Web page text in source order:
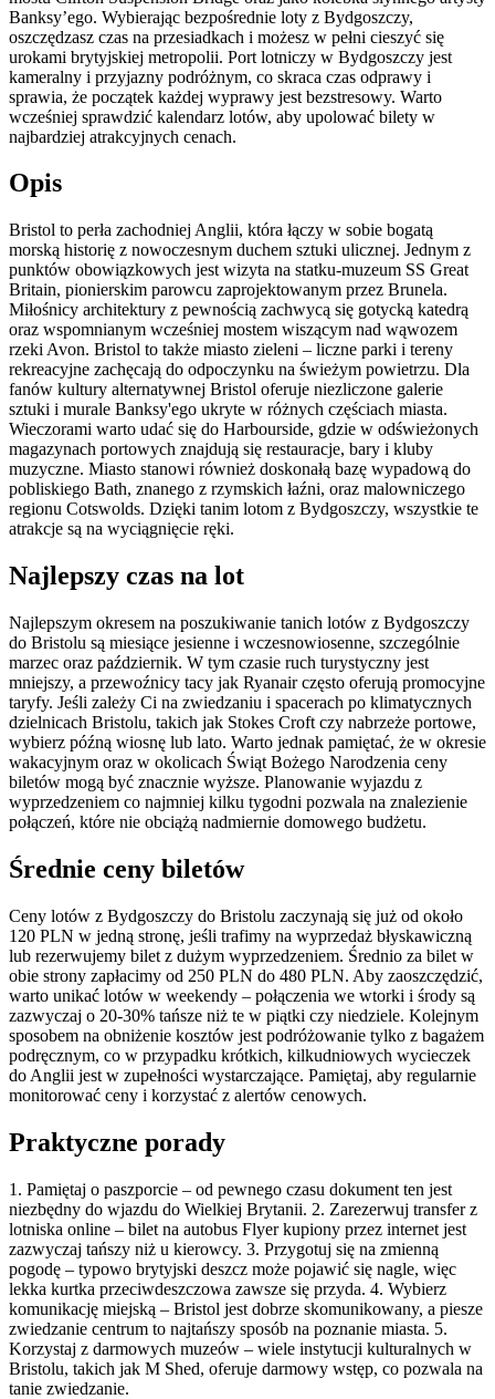
Banksy’ego. Wybierając bezpośrednie loty z Bydgoszczy,
oszczędzasz czas na przesiadkach i możesz w pełni cieszyć się
urokami brytyjskiej metropolii. Port lotniczy w Bydgoszczy jest
kameralny i przyjazny podróżnym, co skraca czas odprawy i
sprawia, że początek każdej wyprawy jest bezstresowy. Warto
wcześniej sprawdzić kalendarz lotów, aby upolować bilety w
najbardziej atrakcyjnych cenach.
Opis
Bristol to perła zachodniej Anglii, która łączy w sobie bogatą
morską historię z nowoczesnym duchem sztuki ulicznej. Jednym z
punktów obowiązkowych jest wizyta na statku-muzeum SS Great
Britain, pionierskim parowcu zaprojektowanym przez Brunela.
Miłośnicy architektury z pewnością zachwycą się gotycką katedrą
oraz wspomnianym wcześniej mostem wiszącym nad wąwozem
rzeki Avon. Bristol to także miasto zieleni – liczne parki i tereny
rekreacyjne zachęcają do odpoczynku na świeżym powietrzu. Dla
fanów kultury alternatywnej Bristol oferuje niezliczone galerie
sztuki i murale Banksy'ego ukryte w różnych częściach miasta.
Wieczorami warto udać się do Harbourside, gdzie w odświeżonych
magazynach portowych znajdują się restauracje, bary i kluby
muzyczne. Miasto stanowi również doskonałą bazę wypadową do
pobliskiego Bath, znanego z rzymskich łaźni, oraz malowniczego
regionu Cotswolds. Dzięki tanim lotom z Bydgoszczy, wszystkie te
atrakcje są na wyciągnięcie ręki.
Najlepszy czas na lot
Najlepszym okresem na poszukiwanie tanich lotów z Bydgoszczy
do Bristolu są miesiące jesienne i wczesnowiosenne, szczególnie
marzec oraz październik. W tym czasie ruch turystyczny jest
mniejszy, a przewoźnicy tacy jak Ryanair często oferują promocyjne
taryfy. Jeśli zależy Ci na zwiedzaniu i spacerach po klimatycznych
dzielnicach Bristolu, takich jak Stokes Croft czy nabrzeże portowe,
wybierz późną wiosnę lub lato. Warto jednak pamiętać, że w okresie
wakacyjnym oraz w okolicach Świąt Bożego Narodzenia ceny
biletów mogą być znacznie wyższe. Planowanie wyjazdu z
wyprzedzeniem co najmniej kilku tygodni pozwala na znalezienie
połączeń, które nie obciążą nadmiernie domowego budżetu.
Średnie ceny biletów
Ceny lotów z Bydgoszczy do Bristolu zaczynają się już od około
120 PLN w jedną stronę, jeśli trafimy na wyprzedaż błyskawiczną
lub rezerwujemy bilet z dużym wyprzedzeniem. Średnio za bilet w
obie strony zapłacimy od 250 PLN do 480 PLN. Aby zaoszczędzić,
warto unikać lotów w weekendy – połączenia we wtorki i środy są
zazwyczaj o 20-30% tańsze niż te w piątki czy niedziele. Kolejnym
sposobem na obniżenie kosztów jest podróżowanie tylko z bagażem
podręcznym, co w przypadku krótkich, kilkudniowych wycieczek
do Anglii jest w zupełności wystarczające. Pamiętaj, aby regularnie
monitorować ceny i korzystać z alertów cenowych.
Praktyczne porady
1. Pamiętaj o paszporcie – od pewnego czasu dokument ten jest
niezbędny do wjazdu do Wielkiej Brytanii. 2. Zarezerwuj transfer z
lotniska online – bilet na autobus Flyer kupiony przez internet jest
zazwyczaj tańszy niż u kierowcy. 3. Przygotuj się na zmienną
pogodę – typowo brytyjski deszcz może pojawić się nagle, więc
lekka kurtka przeciwdeszczowa zawsze się przyda. 4. Wybierz
komunikację miejską – Bristol jest dobrze skomunikowany, a piesze
zwiedzanie centrum to najtańszy sposób na poznanie miasta. 5.
Korzystaj z darmowych muzeów – wiele instytucji kulturalnych w
Bristolu, takich jak M Shed, oferuje darmowy wstęp, co pozwala na
tanie zwiedzanie.